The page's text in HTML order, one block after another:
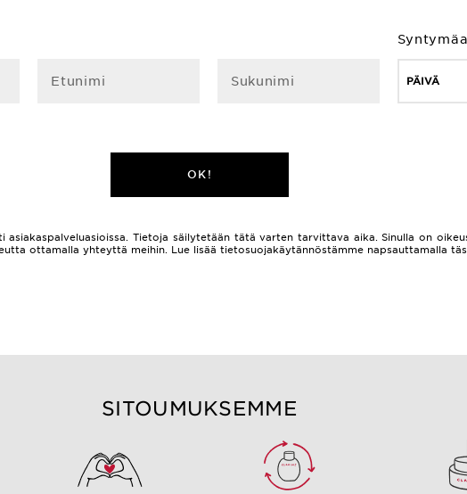
Etunimi Sukunimi PÄIVÄ
OK!
Tietoja säilytetään tätä varten tarvittava aika. Sinulla on
ottamalla yhteyttä meihin. Lue lisää tietosuojakäytännöstämme napsauttamalla
SITOUMUKSEMME